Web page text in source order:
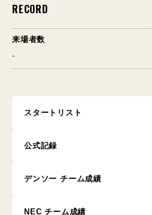
RECORD
来場者数
-
スタートリスト
公式記録
デンソー チーム成績
NEC チーム成績